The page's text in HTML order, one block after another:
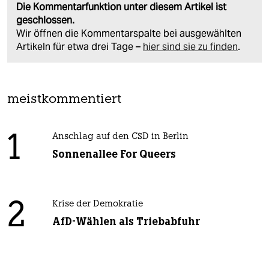
Die Kommentarfunktion unter diesem Artikel ist
geschlossen.
Wir öffnen die Kommentarspalte bei ausgewählten
Artikeln für etwa drei Tage – hier sind sie zu finden.
meistkommentiert
1 Anschlag auf den CSD in Berlin
Sonnenallee For Queers
2 Krise der Demokratie
AfD-Wählen als Triebabfuhr